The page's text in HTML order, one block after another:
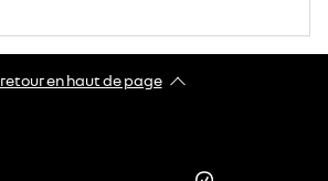
retour en haut de page​